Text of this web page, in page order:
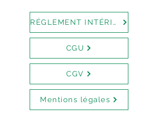
RÉGLEMENT INTÉRIEUR
CGU
CGV
Mentions légales